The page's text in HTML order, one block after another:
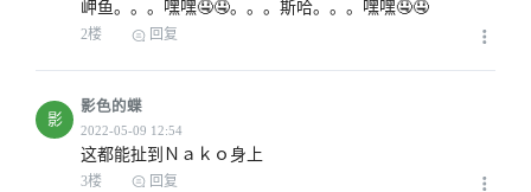
岬鱼。。。嘿嘿🤤🤤。。。斯哈。。。嘿嘿🤤🤤
2楼 回复
影
影色的蝶
这都能扯到Ｎａｋｏ身上
3楼 回复